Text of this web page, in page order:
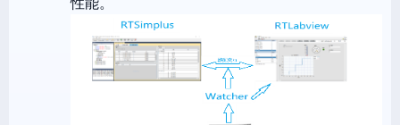
性能。